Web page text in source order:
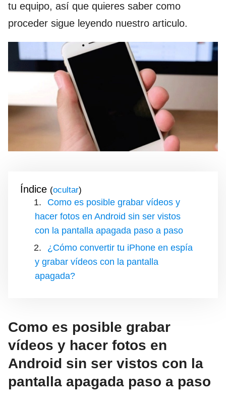
tu equipo, así que quieres saber como
proceder sigue leyendo nuestro articulo.
Índice ( )
Como es posible grabar vídeos y
hacer fotos en Android sin ser vistos
con la pantalla apagada paso a paso
¿Cómo convertir tu iPhone en espía
y grabar vídeos con la pantalla
apagada?
Como es posible grabar
vídeos y hacer fotos en
Android sin ser vistos con la
pantalla apagada paso a paso